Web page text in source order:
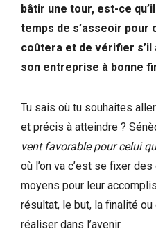
bâtir une tour, est-ce
temps de s’asseoir pour
coûtera et de vérifier s’il
son entreprise à bonne
Tu sais où tu souhaites
et précis à atteindre ?
vent favorable pour celui
où l’on va c’est se fixer
moyens pour leur
résultat, le but, la finalité
réaliser dans l’avenir.